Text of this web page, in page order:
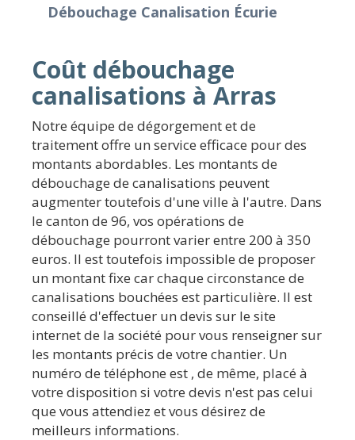
Débouchage Canalisation Écurie
Coût débouchage
canalisations à Arras
Notre équipe de dégorgement et de
traitement offre un service efficace pour des
montants abordables. Les montants de
débouchage de canalisations peuvent
augmenter toutefois d'une ville à l'autre. Dans
le canton de 96, vos opérations de
débouchage pourront varier entre 200 à 350
euros. Il est toutefois impossible de proposer
un montant fixe car chaque circonstance de
canalisations bouchées est particulière. Il est
conseillé d'effectuer un devis sur le site
internet de la société pour vous renseigner sur
les montants précis de votre chantier. Un
numéro de téléphone est , de même, placé à
votre disposition si votre devis n'est pas celui
que vous attendiez et vous désirez de
meilleurs informations.